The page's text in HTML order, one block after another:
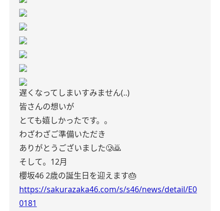
遅くなってしまいすみません(..)
皆さんの想いが
とても嬉しかったです。。
わざわざご準備いただき
ありがとうございました🥲🙇
そして。12月
櫻坂462歳の誕生日を迎えます🎂
https://sakurazaka46.com/s/s46/news/detail/E0
0181